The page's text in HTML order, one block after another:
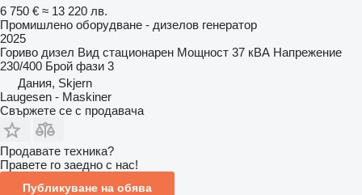
6 750 € ≈ 13 220 лв.
Промишлено оборудване - дизелов генератор
2025
Гориво дизел Вид стационарен Мощност 37 кВА Напрежение
230/400 Брой фази 3
Дания, Skjern
Laugesen - Maskiner
Свържете се с продавача
Продавате техника?
Правете го заедно с нас!
Публикуване на обява